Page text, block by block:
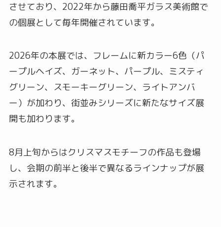
させており、2022年から藤田喬平ガラス美術館で
の個展として毎年開催されています。
2026年の本展では、フレームに新カラー6色（パ
ープルヘイズ、ガーネット、パープル、ミスティ
グリーン、スモーキーグリーン、ライトアンバ
ー）が加わり、街並みシリーズに新たなサイズ展
開も加わります。
8月上旬からはクリスマスモチーフの作品も登場
し、会期の前半と後半で異なるラインナップが展
示されます。